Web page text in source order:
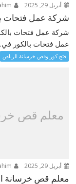
أبريل 29, 2025
شركة عمل فتحات بالكور
شركة عمل فتحات
عمل فتحات بالكور
فتح كور وقص خرسانة الرياض
معلم قص خرسانة
أبريل 29, 2025
معلم قص خرسانة الرياض